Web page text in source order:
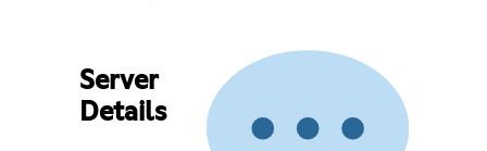
Server
Details